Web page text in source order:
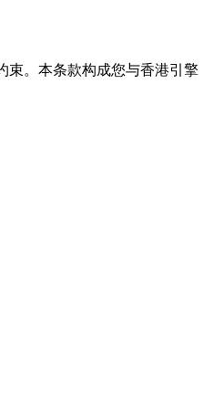
束。本条款构成您与香港引擎